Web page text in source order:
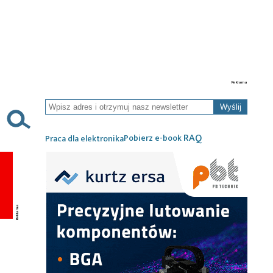
Wyślij
Praca dla elektronikaPobierz e-bookRAQ